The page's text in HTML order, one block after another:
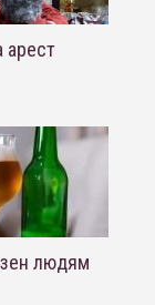
арест
людям